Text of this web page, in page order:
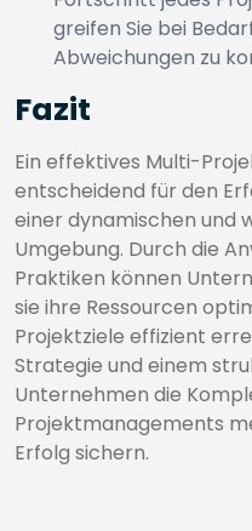
greifen Sie bei
Abweichungen zu
Fazit
Ein effektives Multi-
entscheidend für den
einer dynamischen und
Umgebung. Durch die
Praktiken können
sie ihre Ressourcen
Projektziele effizient
Strategie und einem
Unternehmen die
Projektmanagements
Erfolg sichern.